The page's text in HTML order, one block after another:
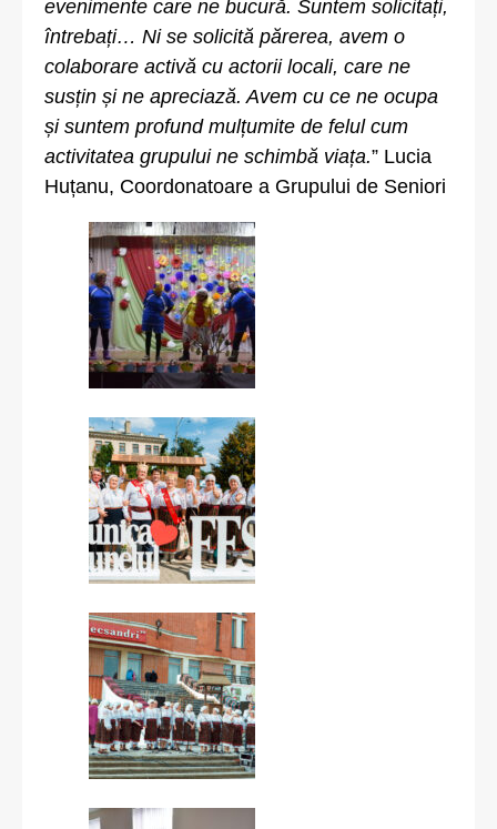
evenimente care ne bucură. Suntem solicitați,
întrebați… Ni se solicită părerea, avem o
colaborare activă cu actorii locali, care ne
susțin și ne apreciază. Avem cu ce ne ocupa
și suntem profund mulțumite de felul cum
activitatea grupului ne schimbă viața.” Lucia
Huțanu, Coordonatoare a Grupului de Seniori